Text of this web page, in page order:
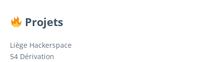
Projets
Liège Hackerspace
54 Dérivation